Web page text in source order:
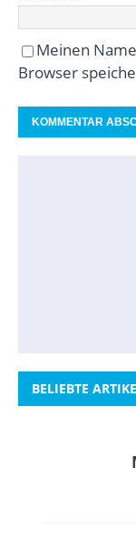
Meinen
Browser
BELIEBTE